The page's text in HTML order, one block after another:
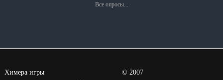
Все опросы...
Химера игры © 2007